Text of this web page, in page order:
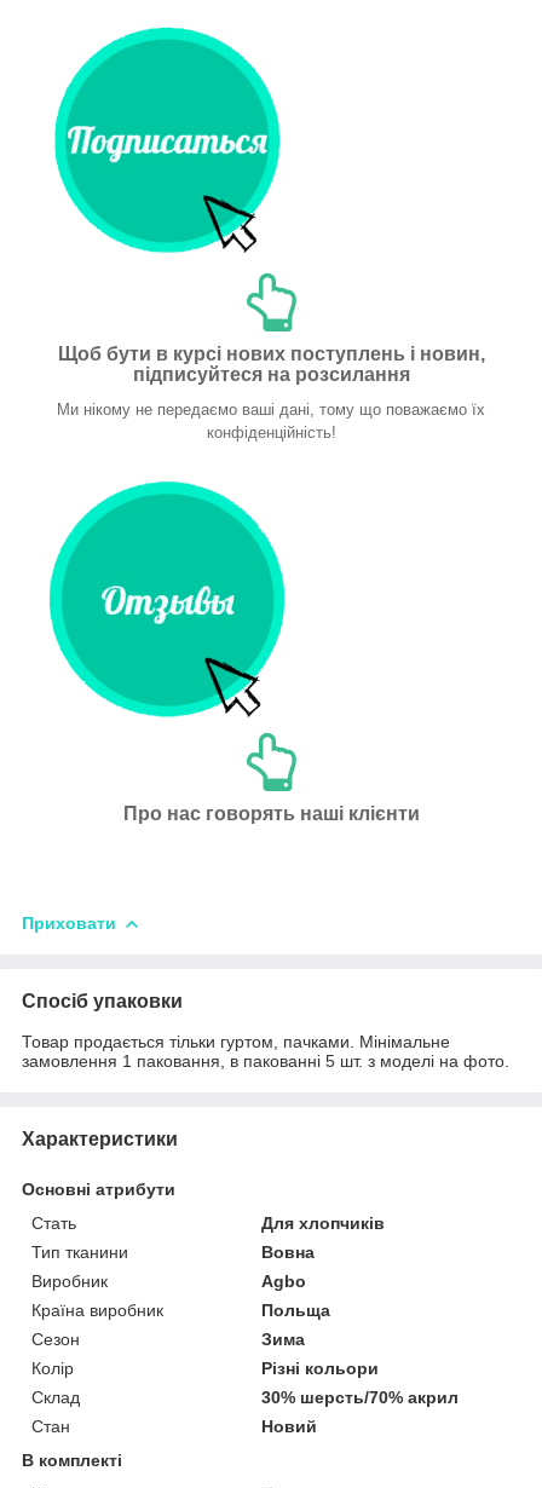
Щоб бути в курсі нових поступлень і новин,
підписуйтеся на розсилання
Ми нікому не передаємо ваші дані, тому що поважаємо їх
конфіденційність!
Про нас говорять наші клієнти
Приховати
Спосіб упаковки
Товар продається тільки гуртом, пачками. Мінімальне
замовлення 1 паковання, в пакованні 5 шт. з моделі на фото.
Характеристики
Основні атрибути
Стать
Для хлопчиків
Тип тканини
Вовна
Виробник
Agbo
Країна виробник
Польща
Сезон
Зима
Колір
Різні кольори
Склад
30% шерсть/70% акрил
Стан
Новий
В комплекті